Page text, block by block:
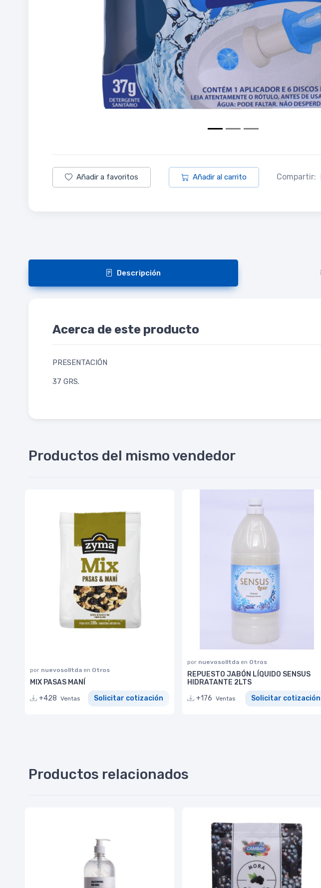
Añadir a favoritos Añadir al carrito Compartir:
Descripción
Acerca de este producto
PRESENTACIÓN
37 GRS.
Productos del mismo vendedor
por nuevosolltda en Otros
MIX PASAS MANÍ
+428 Ventas Solicitar cotización
por nuevosolltda en Otros
REPUESTO JABÓN LÍQUIDO SENSUS
HIDRATANTE 2LTS
+176 Ventas Solicitar cotización
Productos relacionados